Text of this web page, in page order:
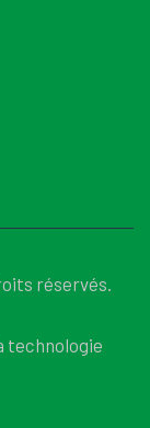
réservés.
technologie